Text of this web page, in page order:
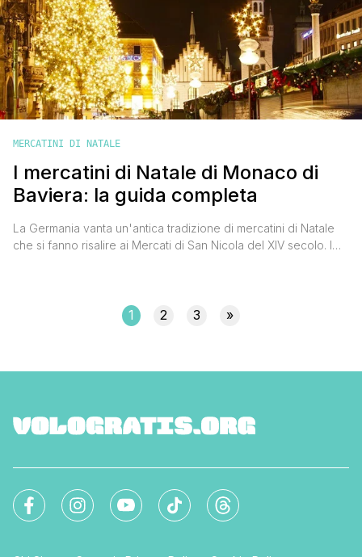
MERCATINI DI NATALE
I mercatini di Natale di Monaco di
Baviera: la guida completa
La Germania vanta un'antica tradizione di mercatini di Natale
che si fanno risalire ai Mercati di San Nicola del XIV secolo. I
1 2 3 »